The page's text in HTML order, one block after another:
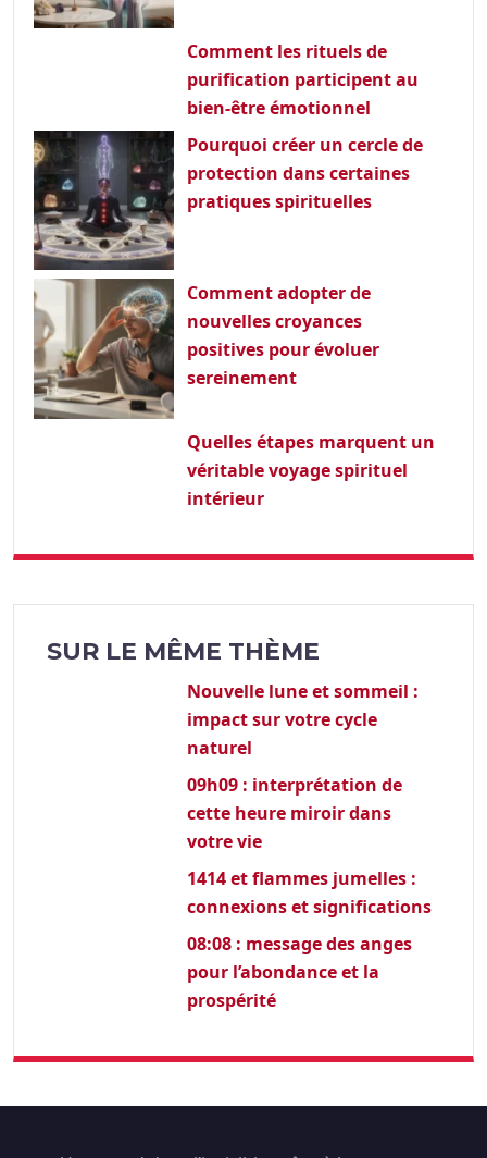
Comment les rituels de
purification participent au
bien-être émotionnel
Pourquoi créer un cercle de
protection dans certaines
pratiques spirituelles
Comment adopter de
nouvelles croyances
positives pour évoluer
sereinement
Quelles étapes marquent un
véritable voyage spirituel
intérieur
SUR LE MÊME THÈME
Nouvelle lune et sommeil :
impact sur votre cycle
naturel
09h09 : interprétation de
cette heure miroir dans
votre vie
1414 et flammes jumelles :
connexions et significations
08:08 : message des anges
pour l’abondance et la
prospérité